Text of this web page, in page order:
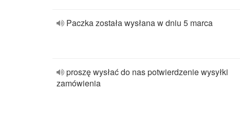
Paczka została wysłana w dniu 5 marca
proszę wysłać do nas potwierdzenie wysyłki
zamówienia